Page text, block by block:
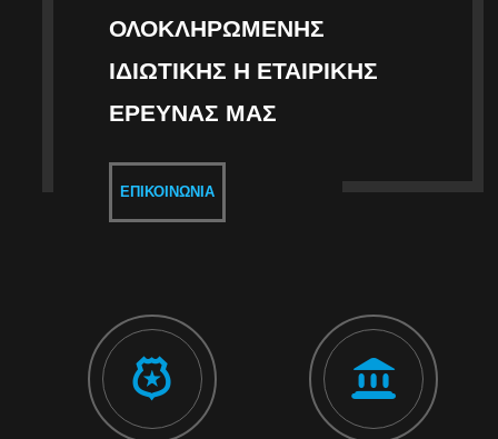
ΟΛΟΚΛΗΡΩΜΈΝΗΣ
ΙΔΙΩΤΙΚΉΣ Η ΕΤΑΙΡΙΚΉΣ
ΈΡΕΥΝΑΣ ΜΑΣ
ΕΠΙΚΟΙΝΩΝΊΑ